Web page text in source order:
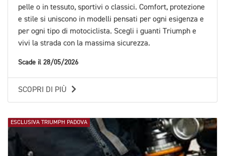
pelle o in tessuto, sportivi o classici. Comfort, protezione
e stile si uniscono in modelli pensati per ogni esigenza e
per ogni tipo di motociclista. Scegli i guanti Triumph e
vivi la strada con la massima sicurezza.
Scade il 28/05/2026
SCOPRI DI PIÙ
ESCLUSIVA TRIUMPH PADOVA